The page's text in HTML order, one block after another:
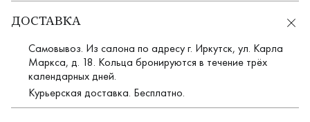
ДОСТАВКА
Самовывоз. Из салона по адресу г. Иркутск, ул. Карла
Маркса, д. 18. Кольца бронируются в течение трёх
календарных дней.
Курьерская доставка. Бесплатно.